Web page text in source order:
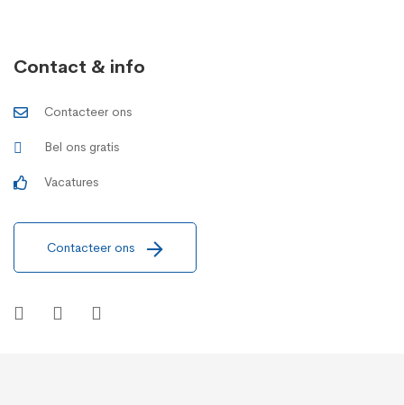
Contact & info
Contacteer ons
Bel ons gratis
Vacatures
Contacteer ons